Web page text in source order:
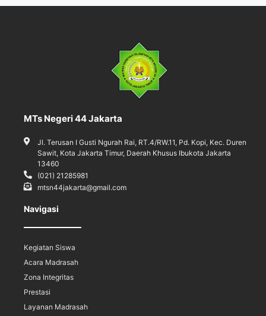
MTs Negeri 44 Jakarta
Jl. Terusan I Gusti Ngurah Rai, RT.4/RW.11, Pd. Kopi, Kec. Duren
Sawit, Kota Jakarta Timur, Daerah Khusus Ibukota Jakarta
13460
(021) 21285981
mtsn44jakarta@gmail.com
Navigasi
Kegiatan Siswa
Acara Madrasah
Zona Integritas
Prestasi
Layanan Madrasah